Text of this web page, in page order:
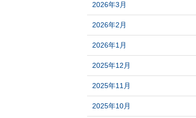
2026年3月
2026年2月
2026年1月
2025年12月
2025年11月
2025年10月